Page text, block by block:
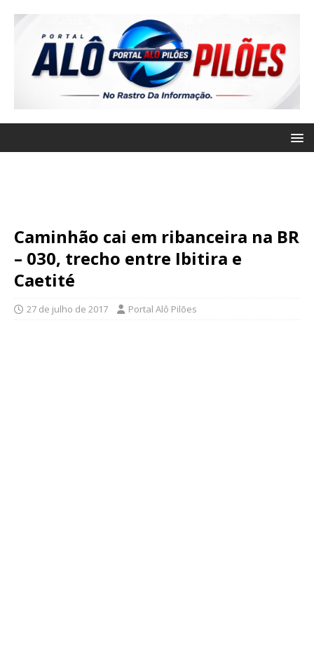
Caminhão cai em ribanceira na BR
– 030, trecho entre Ibitira e
Caetité
27 de julho de 2017 Portal Alô Pilões